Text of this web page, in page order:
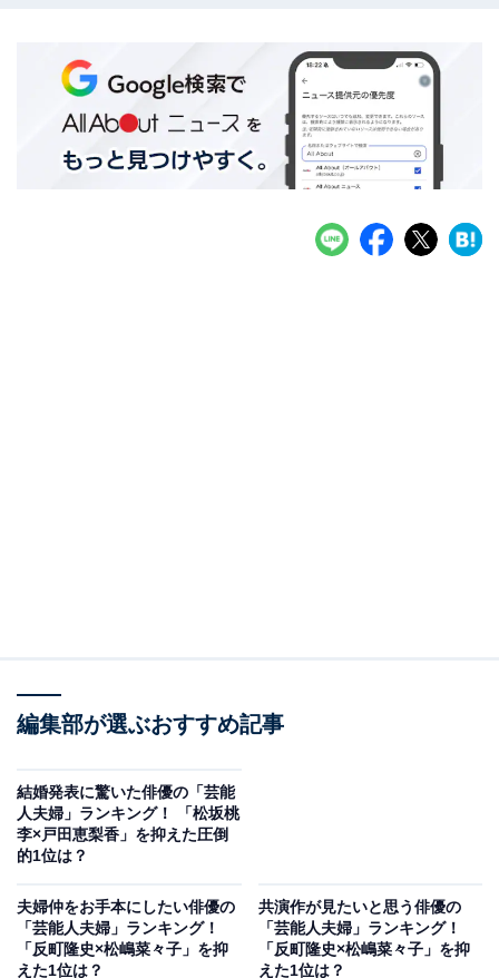
編集部が選ぶおすすめ記事
結婚発表に驚いた俳優の「芸能
人夫婦」ランキング！ 「松坂桃
李×戸田恵梨香」を抑えた圧倒
的1位は？
夫婦仲をお手本にしたい俳優の
「芸能人夫婦」ランキング！
「反町隆史×松嶋菜々子」を抑
えた1位は？
共演作が見たいと思う俳優の
「芸能人夫婦」ランキング！
「反町隆史×松嶋菜々子」を抑
えた1位は？